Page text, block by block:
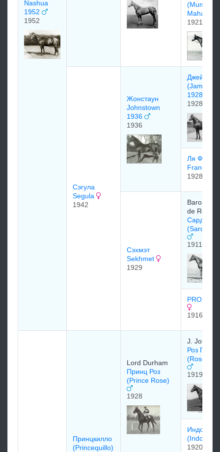
Nashua
1952
1952
(Mumtaz
Mahal)
1921
Сэгула
Segula
1942
Жонстаун
Johnstown
1936
1936
1928
1928
Ля Франс
France)
1928
Сэхмэт
Sekhmet
1929
Baron
de
1911
1916
Принцкилло
(Princequillo)
Lord Durham
Принц Роз
(Prince Rose)
1928
J. Joubert
Роз Принц
(Rose
1919
Индоленс
1920